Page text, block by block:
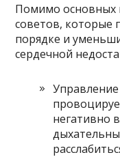
Помимо основных
советов, которые
порядке и
сердечной
Управление
негативно